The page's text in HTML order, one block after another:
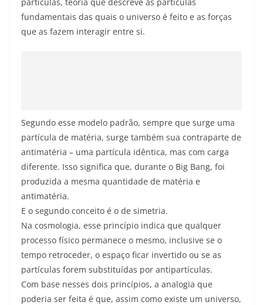
fundamentais das quais o universo é feito e as forças
que as fazem interagir entre si.
Segundo esse modelo padrão, sempre que surge uma
partícula de matéria, surge também sua contraparte de
antimatéria – uma partícula idêntica, mas com carga
diferente. Isso significa que, durante o Big Bang, foi
produzida a mesma quantidade de matéria e
antimatéria.
E o segundo conceito é o de simetria.
Na cosmologia, esse princípio indica que qualquer
processo físico permanece o mesmo, inclusive se o
tempo retroceder, o espaço ficar invertido ou se as
partículas forem substituídas por antipartículas.
Com base nesses dois princípios, a analogia que
poderia ser feita é que, assim como existe um universo,